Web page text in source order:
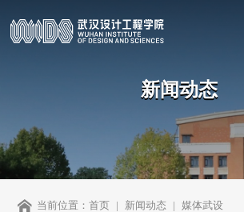
新闻动态
当前位置：首页 新闻动态 媒体武设